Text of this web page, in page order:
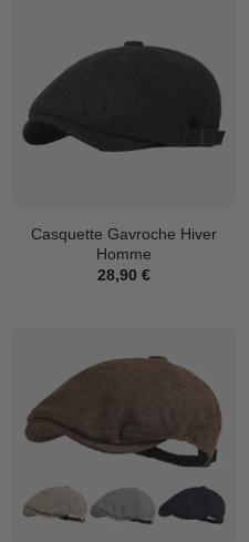
Casquette Gavroche Hiver
Homme
28,90 €